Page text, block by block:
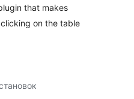
that makes
on the table